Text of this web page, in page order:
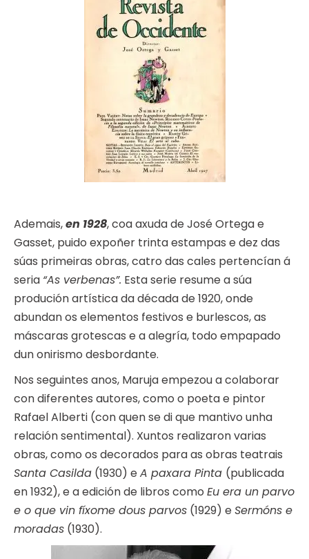
Ademais,en 1928, coa axuda de José Ortega e
Gasset, puido expoñer trinta estampas e dez das
súas primeiras obras, catro das cales pertencían á
seria “As verbenas”. Esta serie resume a súa
produción artística da década de 1920, onde
abundan os elementos festivos e burlescos, as
máscaras grotescas e a alegría, todo empapado
dun onirismo desbordante.
Nos seguintes anos, Maruja empezou a colaborar
con diferentes autores, como o poeta e pintor
Rafael Alberti (con quen se di que mantivo unha
relación sentimental). Xuntos realizaron varias
obras, como os decorados para as obras teatrais
Santa Casilda (1930) eA paxara Pinta (publicada
en 1932), e a edición de libros como Eu era un parvo
e o que vin fíxome dous parvos (1929) eSermóns e
moradas (1930).